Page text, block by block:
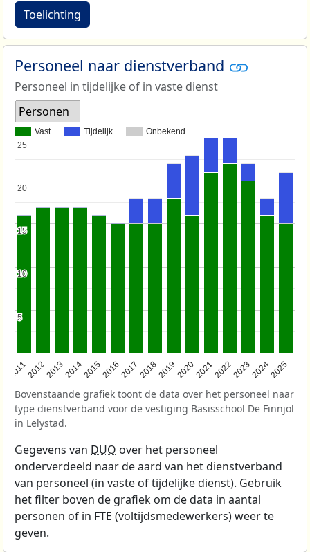
Toelichting
Personeel naar dienstverband
Personeel in tijdelijke of in vaste dienst
Personen
Vast Tijdelijk Onbekend
201120122013201420152016201720182019202020212022202320242025
5
5
10
10
15
15
20
20
25
25
Bovenstaande grafiek toont de data over het personeel naar
type dienstverband voor de vestiging Basisschool De Finnjol
in Lelystad.
Gegevens van DUO over het personeel
onderverdeeld naar de aard van het dienstverband
van personeel (in vaste of tijdelijke dienst). Gebruik
het filter boven de grafiek om de data in aantal
personen of in FTE (voltijdsmedewerkers) weer te
geven.